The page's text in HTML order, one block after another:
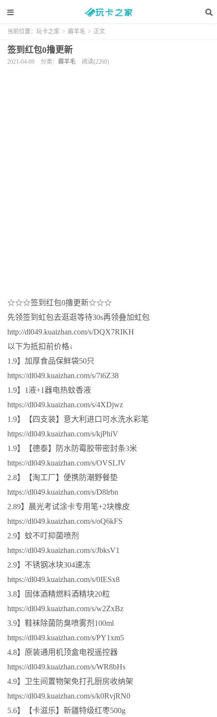
当前位置： 玩卡之家 > 薅羊毛 > 正文
签到红包0撸更新
2021-04-09 分类： 薅羊毛 阅读(2260)
☆☆☆签到红包0撸更新☆☆☆
先领签到虹包去逛逛等待30s再领叠加虹包
http://dl049.kuaizhan.com/s/DQX7RIKH
以下为抵扣前价格↓
1.9】加厚食品保鲜袋50只
https://dl049.kuaizhan.com/s/7i6Z38
1.9】1液+1器电热蚊香液
https://dl049.kuaizhan.com/s/4XDjwz
1.9】【四支装】意大利进口可水洗水彩笔
https://dl049.kuaizhan.com/s/kjPhiV
1.9】【德泰】防水防霉胶带密封条3米
https://dl049.kuaizhan.com/s/OVSLJV
2.8】【淘工厂】便携防潮野餐垫
https://dl049.kuaizhan.com/s/D8lrbn
2.89】晨光考试涂卡专用笔+2块橡皮
https://dl049.kuaizhan.com/s/oQ6kFS
2.9】蚊不叮抑菌喷剂
https://dl049.kuaizhan.com/s/JbksV1
2.9】不锈钢冰块304速冻
https://dl049.kuaizhan.com/s/0IESx8
3.8】固体酒精燃料酒精块20粒
https://dl049.kuaizhan.com/s/w2ZxBz
3.9】鞋袜除菌防臭喷雾剂100ml
https://dl049.kuaizhan.com/s/PY1xm5
4.8】原装通用机顶盒电视遥控器
https://dl049.kuaizhan.com/s/WR8bHs
4.9】卫生间置物架免打孔厨房收纳架
https://dl049.kuaizhan.com/s/k0RvjRN0
5.6】【卡滋乐】新疆特级红枣500g